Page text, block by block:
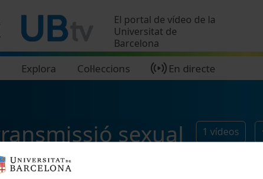
El portal de vídeo de la
Universitat de
Barcelona
Explora Col·leccions En directe
sexual 1 vídeos